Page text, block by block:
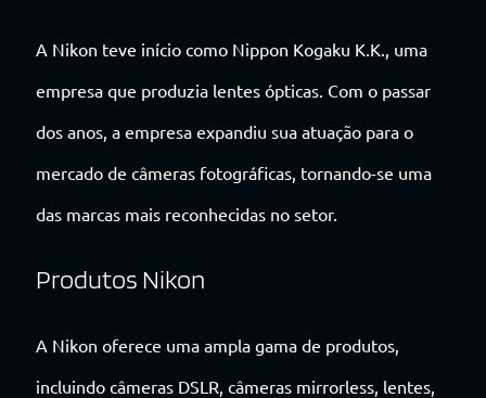
A Nikon teve início como Nippon Kogaku K.K., uma
empresa que produzia lentes ópticas. Com o passar
dos anos, a empresa expandiu sua atuação para o
mercado de câmeras fotográficas, tornando-se uma
das marcas mais reconhecidas no setor.
Produtos Nikon
A Nikon oferece uma ampla gama de produtos,
incluindo câmeras DSLR, câmeras mirrorless, lentes,